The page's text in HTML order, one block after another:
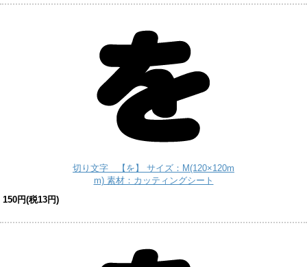
切り文字 【を】 サイズ：M(120×120m
m) 素材：カッティングシート
150円(税13円)